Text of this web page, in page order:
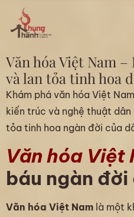
Văn hóa Việt Nam
và lan tỏa tinh hoa
Khám phá văn hóa Việt
kiến trúc và nghệ thuật dân
tỏa tinh hoa ngàn đời của
Văn hóa Việt
báu ngàn
Văn hóa Việt Nam là một